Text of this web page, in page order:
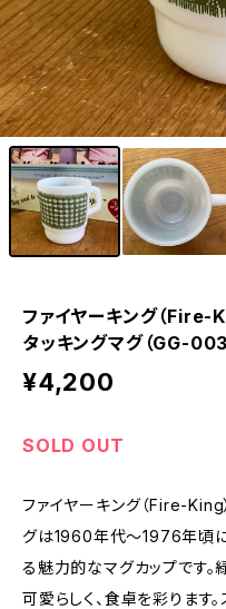
ファイヤーキング（Fire-
タッキングマグ（GG-003
¥4,200
SOLD OUT
ファイヤーキング（Fire-King
グは1960年代〜1976年頃
る魅力的なマグカップです。
可愛らしく、食卓を彩ります